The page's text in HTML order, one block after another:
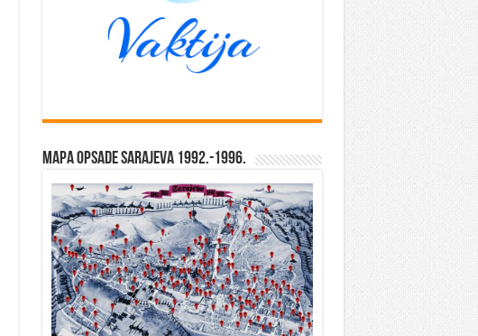
Mapa opsade Sarajeva 1992.-1996.